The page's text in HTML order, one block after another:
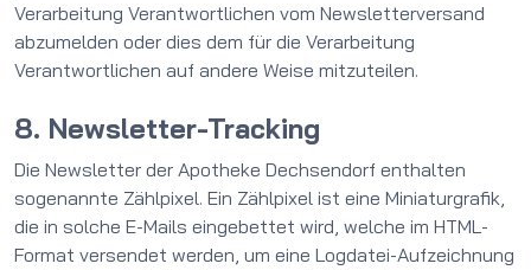
Verarbeitung Verantwortlichen vom Newsletterversand
abzumelden oder dies dem für die Verarbeitung
Verantwortlichen auf andere Weise mitzuteilen.
8. Newsletter-Tracking
Die Newsletter der Apotheke Dechsendorf enthalten
sogenannte Zählpixel. Ein Zählpixel ist eine Miniaturgrafik,
die in solche E-Mails eingebettet wird, welche im HTML-
Format versendet werden, um eine Logdatei-Aufzeichnung